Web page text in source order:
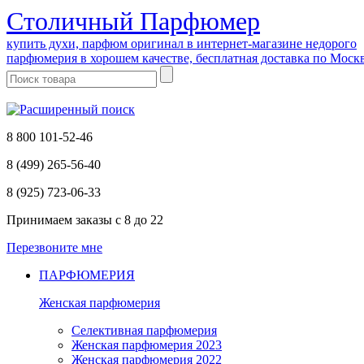
Cтоличный Парфюмер
купить духи, парфюм оригинал в интернет-магазине недорого
парфюмерия в хорошем качестве, бесплатная доставка по
8 800 101-52-46
8 (499) 265-56-40
8 (925) 723-06-33
Принимаем заказы с 8 до 22
Перезвоните мне
ПАРФЮМЕРИЯ
Женская парфюмерия
Селективная парфюмерия
Женская парфюмерия 2023
Женская парфюмерия 2022